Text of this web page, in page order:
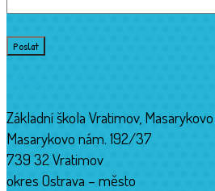
Základní škola Vratimov,
Masarykovo nám. 192/37
739 32 Vratimov
okres Ostrava – město